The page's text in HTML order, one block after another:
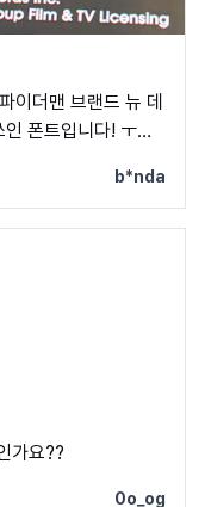
이더맨 브랜드 뉴 데
폰트입니다! ㅜㅜ
b*nda
가요??
0o_og